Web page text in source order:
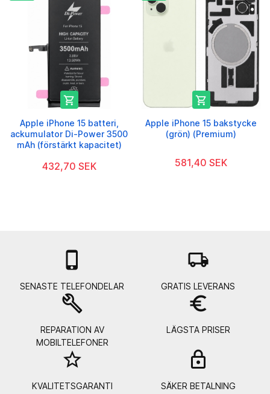

Apple iPhone 15 batteri,
ackumulator Di-Power 3500
mAh (förstärkt kapacitet)
432,70 SEK

Apple iPhone 15 bakstycke
(grön) (Premium)
581,40 SEK

SENASTE TELEFONDELAR
local_shipping
GRATIS LEVERANS
build
REPARATION AV
MOBILTELEFONER
euro_symbol
LÄGSTA PRISER
star_border
KVALITETSGARANTI SÄKER BETALNING